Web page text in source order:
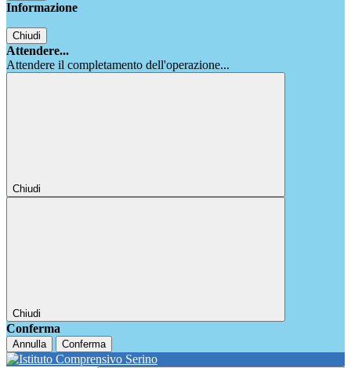
Informazione
Chiudi
Attendere...
Attendere il completamento dell'operazione...
Chiudi
Chiudi
Conferma
Annulla Conferma